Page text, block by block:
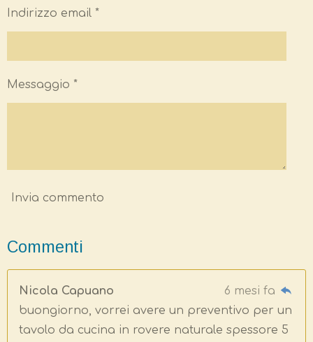
Indirizzo email *
Messaggio *
Invia commento
Commenti
Nicola Capuano
6 mesi fa
buongiorno, vorrei avere un preventivo per un
tavolo da cucina in rovere naturale spessore 5